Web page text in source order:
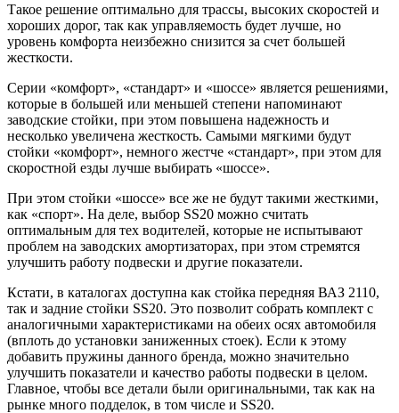
Такое решение оптимально для трассы, высоких скоростей и
хороших дорог, так как управляемость будет лучше, но
уровень комфорта неизбежно снизится за счет большей
жесткости.
Серии «комфорт», «стандарт» и «шоссе» является решениями,
которые в большей или меньшей степени напоминают
заводские стойки, при этом повышена надежность и
несколько увеличена жесткость. Самыми мягкими будут
стойки «комфорт», немного жестче «стандарт», при этом для
скоростной езды лучше выбирать «шоссе».
При этом стойки «шоссе» все же не будут такими жесткими,
как «спорт». На деле, выбор SS20 можно считать
оптимальным для тех водителей, которые не испытывают
проблем на заводских амортизаторах, при этом стремятся
улучшить работу подвески и другие показатели.
Кстати, в каталогах доступна как стойка передняя ВАЗ 2110,
так и задние стойки SS20. Это позволит собрать комплект с
аналогичными характеристиками на обеих осях автомобиля
(вплоть до установки заниженных стоек). Если к этому
добавить пружины данного бренда, можно значительно
улучшить показатели и качество работы подвески в целом.
Главное, чтобы все детали были оригинальными, так как на
рынке много подделок, в том числе и SS20.